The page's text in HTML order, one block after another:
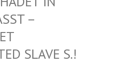
– BE
SLAVE S.! UN